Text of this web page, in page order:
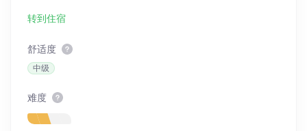
转到住宿
舒适度
中级
难度